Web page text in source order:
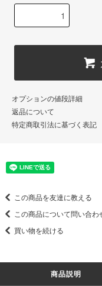
オプションの値段詳細
返品について
特定商取引法に基づく表記
この商品を友達に教える
この商品について問い合わ
買い物を続ける
商品説明